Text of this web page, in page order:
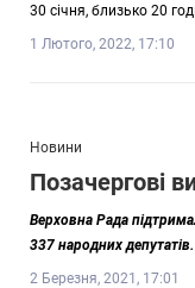
30 січня, близько 20
1 Лютого, 2022, 17:10
Новини
Позачергові
Верховна Рада
337 народних депутатів.
2 Березня, 2021, 17:01